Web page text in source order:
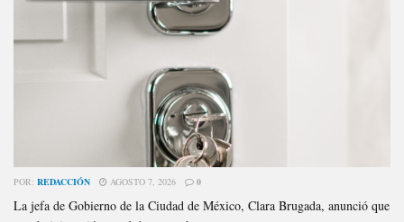
POR: REDACCIÓN AGOSTO 7, 2026 0
La jefa de Gobierno de la Ciudad de México, Clara Brugada, anunció que